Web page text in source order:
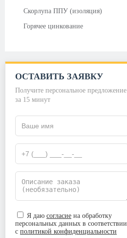
Скорлупа ППУ (изоляция)
Горячее цинкование
ОСТАВИТЬ ЗАЯВКУ
Получите персональное предложение
за 15 минут
Я даю согласие на обработку
персональных данных в соответствии
с политикой конфиденциальности